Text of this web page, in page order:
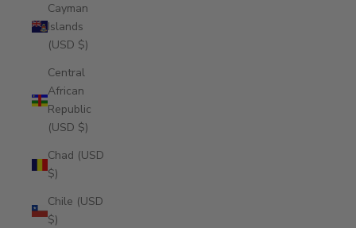
Cayman
Islands
(USD $)
Central
African
Republic
(USD $)
Chad (USD
$)
Chile (USD
$)